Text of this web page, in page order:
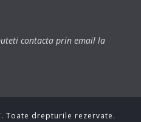
contacta prin email la
Toate drepturile rezervate.